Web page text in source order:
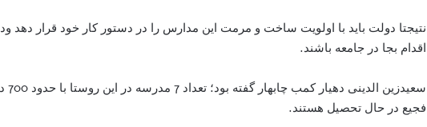
نتیجتا دولت باید با اولویت ساخت و مرمت این مدارس را در دستور کار خود قرار دهد
اقدام بجا در جامعه باشند.
فجیع در حال تحصیل هستند.